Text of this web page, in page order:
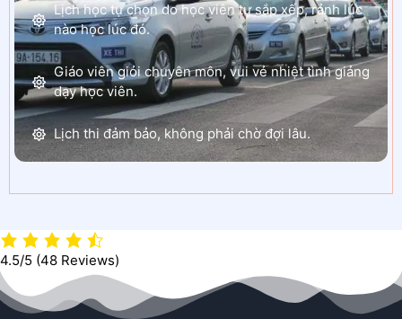
Lịch học tự chọn do học viên tự sắp xếp, rảnh lúc
nào học lúc đó.
Giáo viên giỏi chuyên môn, vui vẻ nhiệt tình giảng
dạy học viên.
Lịch thi đảm bảo, không phải chờ đợi lâu.
4.5/5 (48 Reviews)